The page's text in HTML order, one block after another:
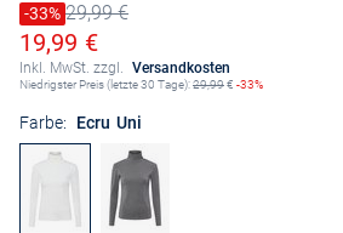
Preis reduziert um
-33%
Alter Preis29,99 €
Ermäßigter Preis
19,99 €
Inkl. MwSt. zzgl. Versandkosten
Niedrigster Preis (letzte 30 Tage):29,99€ -33%
Farbe: Ecru Uni